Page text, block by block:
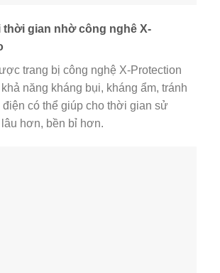
thời gian nhờ công nghê X-
trang bị công nghệ X-Protection
năng kháng bụi, kháng ẩm, tránh
điện có thể giúp cho thời gian sử
hơn, bền bỉ hơn.